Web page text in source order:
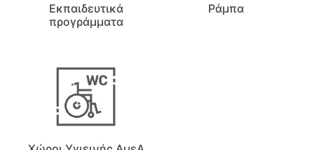
Εκπαιδευτικά
προγράμματα
Ράμπα